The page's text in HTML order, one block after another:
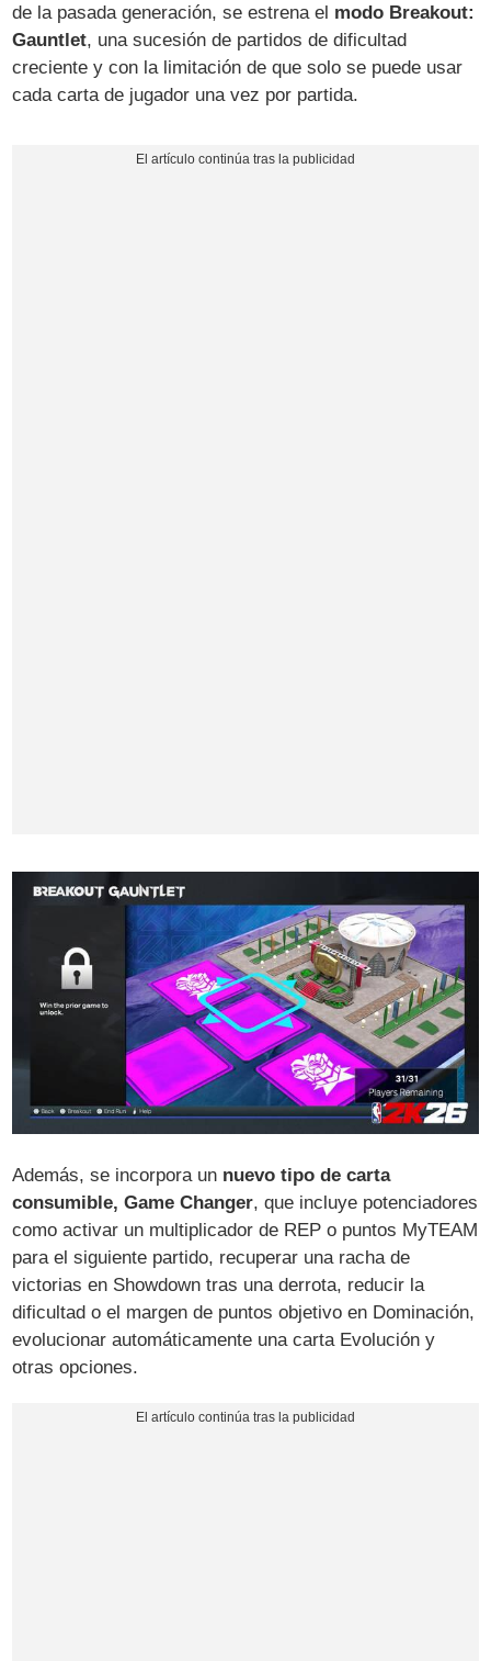
de la pasada generación, se estrena el modo Breakout:
Gauntlet, una sucesión de partidos de dificultad
creciente y con la limitación de que solo se puede usar
cada carta de jugador una vez por partida.
Además, se incorpora un nuevo tipo de carta
consumible, Game Changer, que incluye potenciadores
como activar un multiplicador de REP o puntos MyTEAM
para el siguiente partido, recuperar una racha de
victorias en Showdown tras una derrota, reducir la
dificultad o el margen de puntos objetivo en Dominación,
evolucionar automáticamente una carta Evolución y
otras opciones.